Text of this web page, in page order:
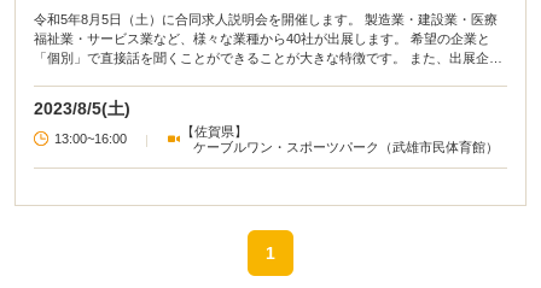
令和5年8月5日（土）に合同求人説明会を開催します。 製造業・建設業・医療
福祉業・サービス業など、様々な業種から40社が出展します。 希望の企業と
「個別」で直接話を聞くことができることが大きな特徴です。 また、出展企業
2023/8/5(土)
13:00~16:00 |
【佐賀県】
ケーブルワン・スポーツパーク（武雄市民体育館）
1